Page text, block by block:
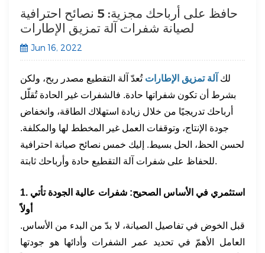
حافظ على أرباحك مجزية: 5 نصائح احترافية
لصيانة شفرات آلة تمزيق الإطارات
Jun 16, 2022
لك آلة تمزيق الإطارات تُعدّ آلة التقطيع مصدر ربح، ولكن
بشرط أن تكون شفراتها حادة. فالشفرات غير الحادة تُقلّل
أرباحك تدريجيًا من خلال زيادة استهلاك الطاقة، وانخفاض
جودة الإنتاج، وتوقفات العمل غير المخطط لها والمكلفة.
لحسن الحظ، الحل بسيط. إليك خمس نصائح صيانة احترافية
للحفاظ على شفرات آلة التقطيع حادة وأرباحك ثابتة.
1. استثمري في الأساس الصحيح: شفرات عالية الجودة تأتي
أولاً
قبل الخوض في تفاصيل الصيانة، لا بدّ من البدء من الأساس.
العامل الأهمّ في تحديد عمر الشفرات وأدائها هو جودتها